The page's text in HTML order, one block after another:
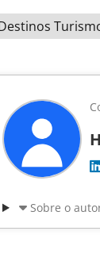
Sobre o